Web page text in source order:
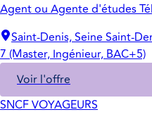
Agent ou Agente d'études
Saint-Denis, Seine Saint-
7 (Master, Ingénieur, BAC+5)
Voir l'offre
SNCF VOYAGEURS